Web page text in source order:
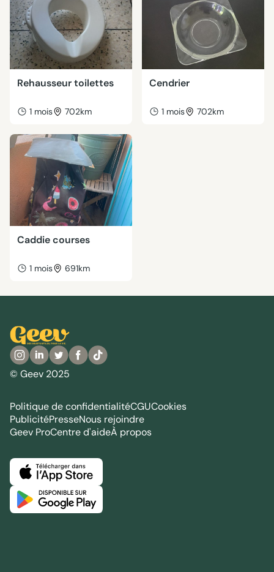
Rehausseur toilettes
1 mois 702km
Cendrier
1 mois 702km
Caddie courses
1 mois 691km
© Geev 2025
Politique de confidentialitéCGUCookies
PublicitéPresseNous rejoindre
Geev ProCentre d'aideÀ propos